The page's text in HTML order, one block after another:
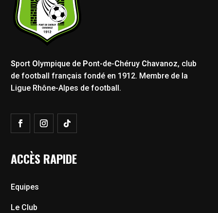
Sport Olympique de Pont-de-Chéruy Chavanoz, club
de football français fondé en 1912. Membre de la
Ligue Rhône-Alpes de football.
ACCÈS RAPIDE
Equipes
Le Club